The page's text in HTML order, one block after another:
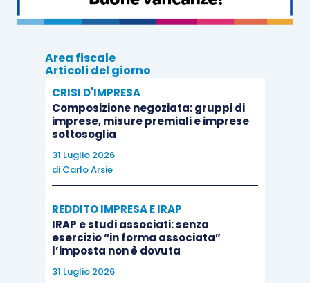
contenuta nel D.L. 113/2024, entro il prossimo
30.11.2024, è possibile fruire della
(agricoli ed edificabili) e
(quotate e non quotate) posseduti dai
non imprenditori all’1.1.2024.
Area fiscale
Articoli del giorno
CRISI D'IMPRESA
Composizione negoziata: gruppi di
imprese, misure premiali e imprese
sottosoglia
31 Luglio 2026
di Carlo Arsie
REDDITO IMPRESA E IRAP
IRAP e studi associati: senza
esercizio “in forma associata”
l’imposta non è dovuta
31 Luglio 2026